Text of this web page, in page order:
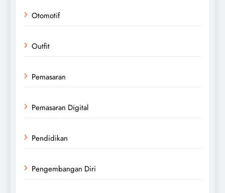
Otomotif
Outfit
Pemasaran
Pemasaran Digital
Pendidikan
Pengembangan Diri